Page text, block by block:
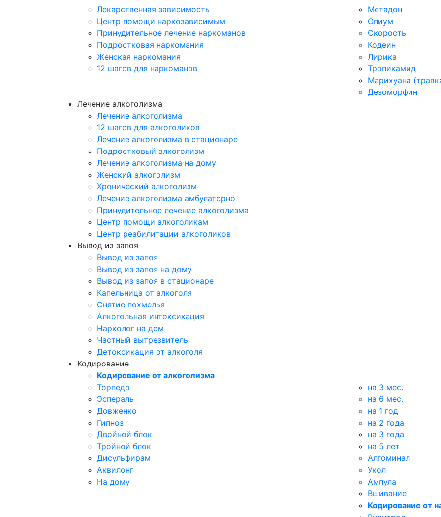
Лекарственная зависимость
Центр помощи наркозависимым
Принудительное лечение наркоманов
Подростковая наркомания
Женская наркомания
12 шагов для наркоманов
Метадон
Опиум
Скорость
Кодеин
Лирика
Тропикамид
Марихуана
Дезоморфин
Лечение алкоголизма
Лечение алкоголизма
12 шагов для алкоголиков
Лечение алкоголизма в стационаре
Подростковый алкоголизм
Лечение алкоголизма на дому
Женский алкоголизм
Хронический алкоголизм
Лечение алкоголизма амбулаторно
Принудительное лечение алкоголизма
Центр помощи алкоголикам
Центр реабилитации алкоголиков
Вывод из запоя
Вывод из запоя
Вывод из запоя на дому
Вывод из запоя в стационаре
Капельница от алкоголя
Снятие похмелья
Алкогольная интоксикация
Нарколог на дом
Частный вытрезвитель
Детоксикация от алкоголя
Кодирование
Кодирование от алкоголизма
Торпедо
Эспераль
Довженко
Гипноз
Двойной блок
Тройной блок
Дисульфирам
Аквилонг
На дому
на 3 мес.
на 6 мес.
на 1 год
на 2 года
на 3 года
на 5 лет
Алгоминал
Укол
Ампула
Вшивание
Кодирование от